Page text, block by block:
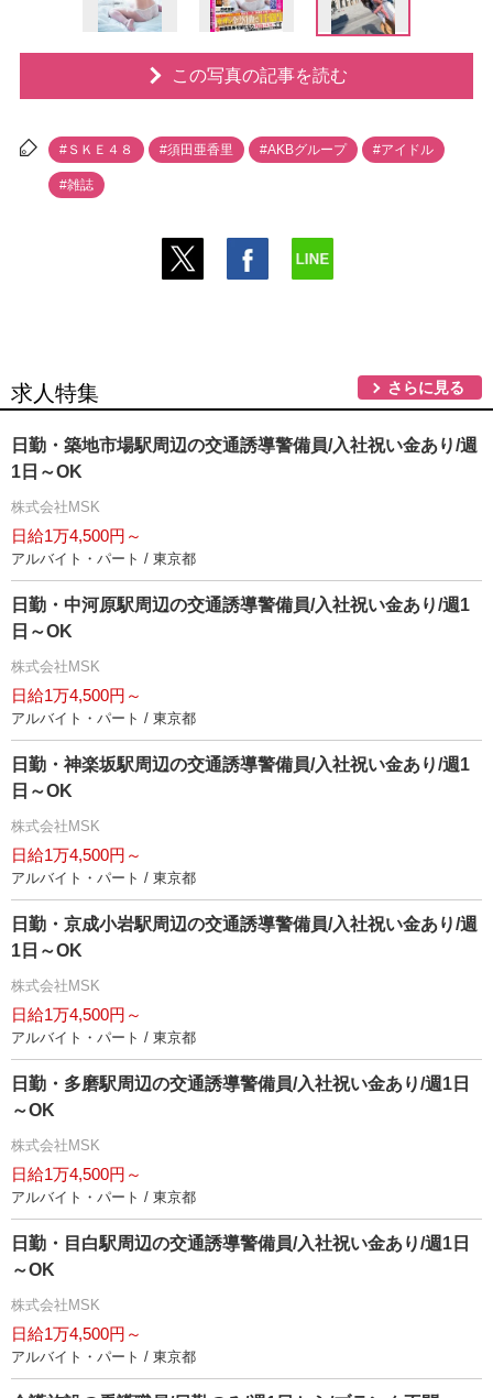
この写真の記事を読む
#ＳＫＥ４８ #須田亜香里 #AKBグループ #アイドル
#雑誌
求人特集 さらに見る
日勤・築地市場駅周辺の交通誘導警備員/入社祝い金あり/週
1日～OK
株式会社MSK
日給1万4,500円～
アルバイト・パート / 東京都
日勤・中河原駅周辺の交通誘導警備員/入社祝い金あり/週1
日～OK
株式会社MSK
日給1万4,500円～
アルバイト・パート / 東京都
日勤・神楽坂駅周辺の交通誘導警備員/入社祝い金あり/週1
日～OK
株式会社MSK
日給1万4,500円～
アルバイト・パート / 東京都
日勤・京成小岩駅周辺の交通誘導警備員/入社祝い金あり/週
1日～OK
株式会社MSK
日給1万4,500円～
アルバイト・パート / 東京都
日勤・多磨駅周辺の交通誘導警備員/入社祝い金あり/週1日
～OK
株式会社MSK
日給1万4,500円～
アルバイト・パート / 東京都
日勤・目白駅周辺の交通誘導警備員/入社祝い金あり/週1日
～OK
株式会社MSK
日給1万4,500円～
アルバイト・パート / 東京都